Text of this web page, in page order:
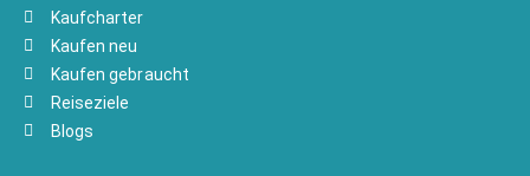
Kaufcharter
Kaufen neu
Kaufen gebraucht
Reiseziele
Blogs